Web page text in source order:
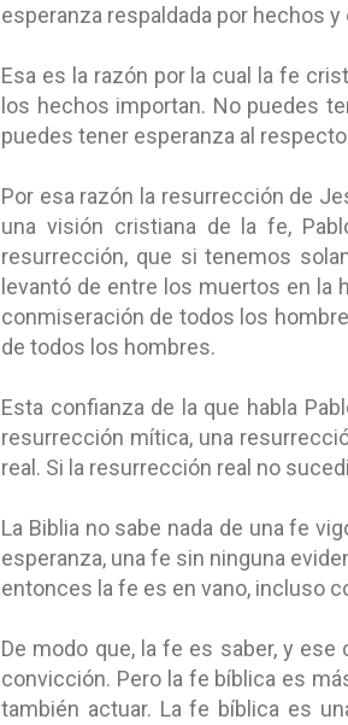
esperanza respaldada por hechos y
Esa es la razón por la cual la fe
los hechos importan. No puedes
puedes tener esperanza al
Por esa razón la resurrección de
una visión cristiana de la fe,
resurrección, que si tenemos
levantó de entre los muertos en
conmiseración de todos los
de todos los hombres.
Esta confianza de la que habla
resurrección mítica, una
real. Si la resurrección real no
La Biblia no sabe nada de una fe
esperanza, una fe sin ninguna
entonces la fe es en vano, incluso
De modo que, la fe es saber, y
convicción. Pero la fe bíblica es
también actuar. La fe bíblica es